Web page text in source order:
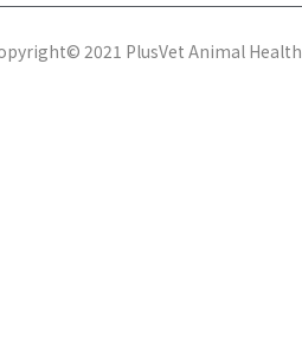
2021 PlusVet Animal Health